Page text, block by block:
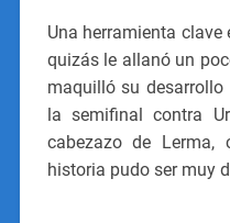
Una herramienta clave
quizás le allanó un
maquilló su desarrollo
la semifinal contra
cabezazo de Lerma,
historia pudo ser muy